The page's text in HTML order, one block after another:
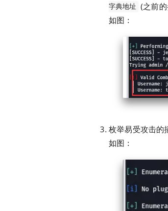
字典地址
(之前
如图：
枚举易受攻击的
如图：